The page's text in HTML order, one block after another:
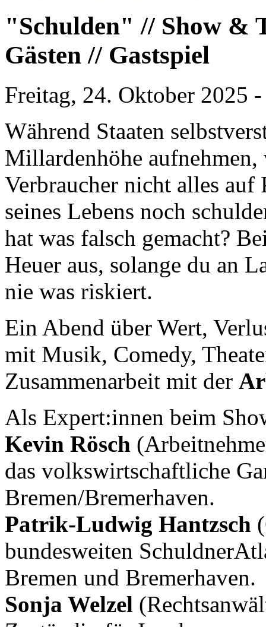
"Schulden" // Show &
Gästen // Gastspiel
Freitag, 24. Oktober 2025
Während Staaten
Millardenhöhe
Verbraucher nicht alles auf
seines Lebens noch
hat was falsch gemacht?
Heuer aus, solange du an
nie was riskiert.
Ein Abend über Wert,
mit Musik, Comedy,
Zusammenarbeit mit der
Als Expert:innen beim
Kevin Rösch
das volkswirtschaftliche
Bremen/Bremerhaven.
Patrik-Ludwig Hantzsch
bundesweiten
Bremen und Bremerhaven.
Sonja Welzel